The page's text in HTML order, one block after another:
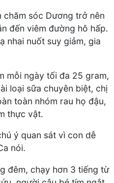
chăm sóc Dương trở nên
đến viêm đường hô hấp.
nhai nuốt suy giảm, gia
mỗi ngày tối đa 25 gram,
loại sữa chuyên biệt, chị
toàn nhóm rau họ đậu,
thực vật.
ý quan sát vì con dễ
nói.
đêm, chạy hơn 3 tiếng từ